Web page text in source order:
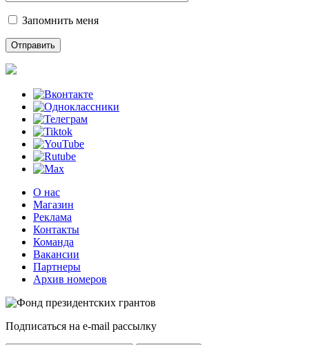
Запомнить меня
О нас
Магазин
Реклама
Контакты
Команда
Вакансии
Партнеры
Архив номеров
Подписаться на e-mail рассылку